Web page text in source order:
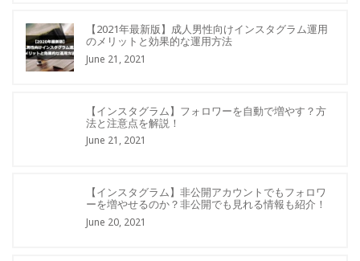
【2021年最新版】成人男性向けインスタグラム運用
のメリットと効果的な運用方法
June 21, 2021
【インスタグラム】フォロワーを自動で増やす？方
法と注意点を解説！
June 21, 2021
【インスタグラム】非公開アカウントでもフォロワ
ーを増やせるのか？非公開でも見れる情報も紹介！
June 20, 2021